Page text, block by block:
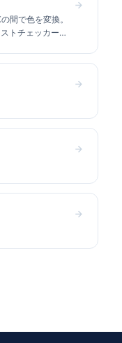
間で色を変換。
トチェッカー、